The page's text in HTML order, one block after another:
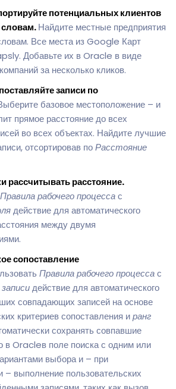
потенциальных клиентов
Найдите местные предприятия
Все места из Google Карт
Добавьте их в Oracle в виде
за несколько кликов.
записи по
базовое местоположение – и
прямое расстояние до всех
во всех объектах. Найдите лучшие
отсортировав поРасстояние
рассчитывать расстояние.
Правила рабочего процессас
действие для автоматического
между двумя
сопоставление
Правила рабочего процессас
действие для автоматического
совпадающих записей на основе
критериев сопоставления иранг
сохранять совпавшие
в Oracleв поле поиска с одним или
выбора и – при
– выполнение пользовательских